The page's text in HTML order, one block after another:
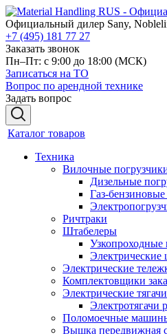
Официальный дилер Sany,
+7 (495) 181 77 27
Заказать звонок
Пн–Пт: с 9:00 до 18:00 (МСК)
Записаться на ТО
Вопрос по арендной технике
Задать вопрос
Каталог товаров
Техника
Вилочные
Дизельные
Газ-
Ричтраки
Штабелеры
Узкопроходные
Электрические
Электрические
Комплектовщики
Электрические тягачи
Электротягачи
Поломоечные
Вышка передвижная